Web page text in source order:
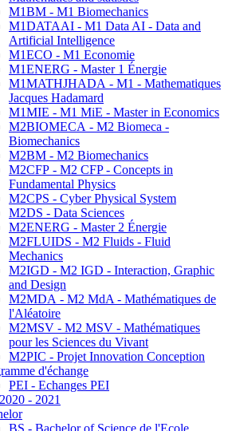
M1BM - M1 Biomechanics
M1DATAAI - M1 Data AI - Data and
Artificial Intelligence
M1ECO - M1 Economie
M1ENERG - Master 1 Énergie
M1MATHJHADA - M1 - Mathematiques
Jacques Hadamard
M1MIE - M1 MiE - Master in Economics
M2BIOMECA - M2 Biomeca -
Biomechanics
M2BM - M2 Biomechanics
M2CFP - M2 CFP - Concepts in
Fundamental Physics
M2CPS - Cyber Physical System
M2DS - Data Sciences
M2ENERG - Master 2 Énergie
M2FLUIDS - M2 Fluids - Fluid
Mechanics
M2IGD - M2 IGD - Interaction, Graphic
and Design
M2MDA - M2 MdA - Mathématiques de
l'Aléatoire
M2MSV - M2 MSV - Mathématiques
pour les Sciences du Vivant
M2PIC - Projet Innovation Conception
d'échange
PEI - Echanges PEI
- 2021
BS - Bachelor of Science de l'Ecole